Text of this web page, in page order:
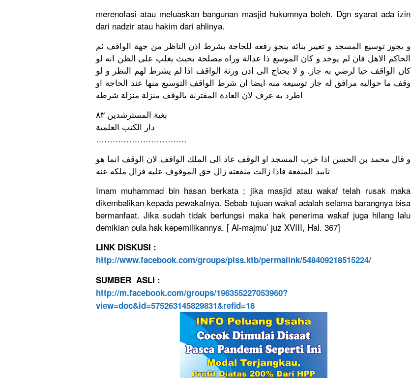
merenofasi atau meluaskan bangunan masjid hukumnya boleh. Dgn syarat ada izin
dari nadzir atau hakim dari ahlinya.
و يجوز توسيع المسجد و تغيير بنائه بنحو رفعه للحاجة بشرط اذن الناظر من جهة الواقف ثم
الحاكم الاهل فان لم يوجد و كان الموسع ذا عدالة وراه مصلحة بحيث يغلب على الظن انه لو
كان الواقف حيا لرضي به جاز. و لا يحتاج الى اذن ورثة الواقف اذا لم يشرط لهم النظر و لو
وقف ما حواليه مرافق له جاز توسيعه منه ايضا ان شرط الواقف التوسيع منها عند الحاجة او
اطرد به عرف لان العادة المقترنة بالوقف منزلة منزلة شرطه
بغية المسترشدين
دار الكتب العلمية
……….……….……….…
و قال محمد بن الحسن اذا خرب المسجد او الوقف عاد الى الملك الواقف لان الوقف انما هو
تابيد المنفعة فاذا زالت منفعته زال حق الموقوف عليه فزال ملكه عنه
Imam muhammad bin hasan berkata ; jika masjid atau wakaf telah rusak maka
dikembalikan kepada pewakafnya. Sebab tujuan wakaf adalah selama barangnya bisa
bermanfaat. Jika sudah tidak berfungsi maka hak penerima wakaf juga hilang lalu
demikian pula hak kepemilikannya. [ Al-majmu’ juz XVIII, Hal. 367]
LINK DISKUSI :
http://www.facebook.com/groups/piss.ktb/permalink/548409218515224/
SUMBER ASLI :
http://m.facebook.com/groups/196355227053960?
view=doc&id=575263145829831&refid=18